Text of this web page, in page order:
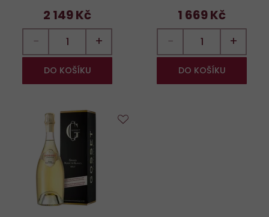
2 149 Kč
− +
DO KOŠÍKU
1 669 Kč
− +
DO KOŠÍKU